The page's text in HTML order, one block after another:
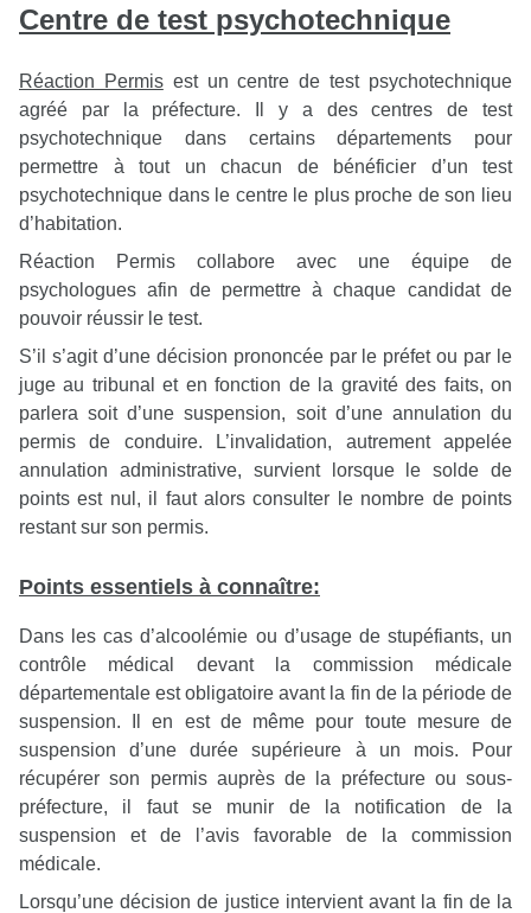
Centre de test psychotechnique
Réaction Permisest un centre de test psychotechnique
agréé par la préfecture. Il y a des centres de test
psychotechnique dans certains départements pour
permettre à tout un chacun de bénéficier d’un test
psychotechnique dans le centre le plus proche de son lieu
d’habitation.
Réaction Permis collabore avec une équipe de
psychologues afin de permettre à chaque candidat de
pouvoir réussir le test.
S’il s’agit d’une décision prononcée par le préfet ou par le
juge au tribunal et en fonction de la gravité des faits, on
parlera soit d’une suspension, soit d’une annulation du
permis de conduire. L’invalidation, autrement appelée
annulation administrative, survient lorsque le solde de
points est nul, il faut alors consulter le nombre de points
restant sur son permis.
Points essentiels à connaître:
Dans les cas d’alcoolémie ou d’usage de stupéfiants, un
contrôle médical devant la commission médicale
départementale est obligatoire avant la fin de la période de
suspension. Il en est de même pour toute mesure de
suspension d’une durée supérieure à un mois. Pour
récupérer son permis auprès de la préfecture ou sous-
préfecture, il faut se munir de la notification de la
suspension et de l’avis favorable de la commission
médicale.
Lorsqu’une décision de justice intervient avant la fin de la